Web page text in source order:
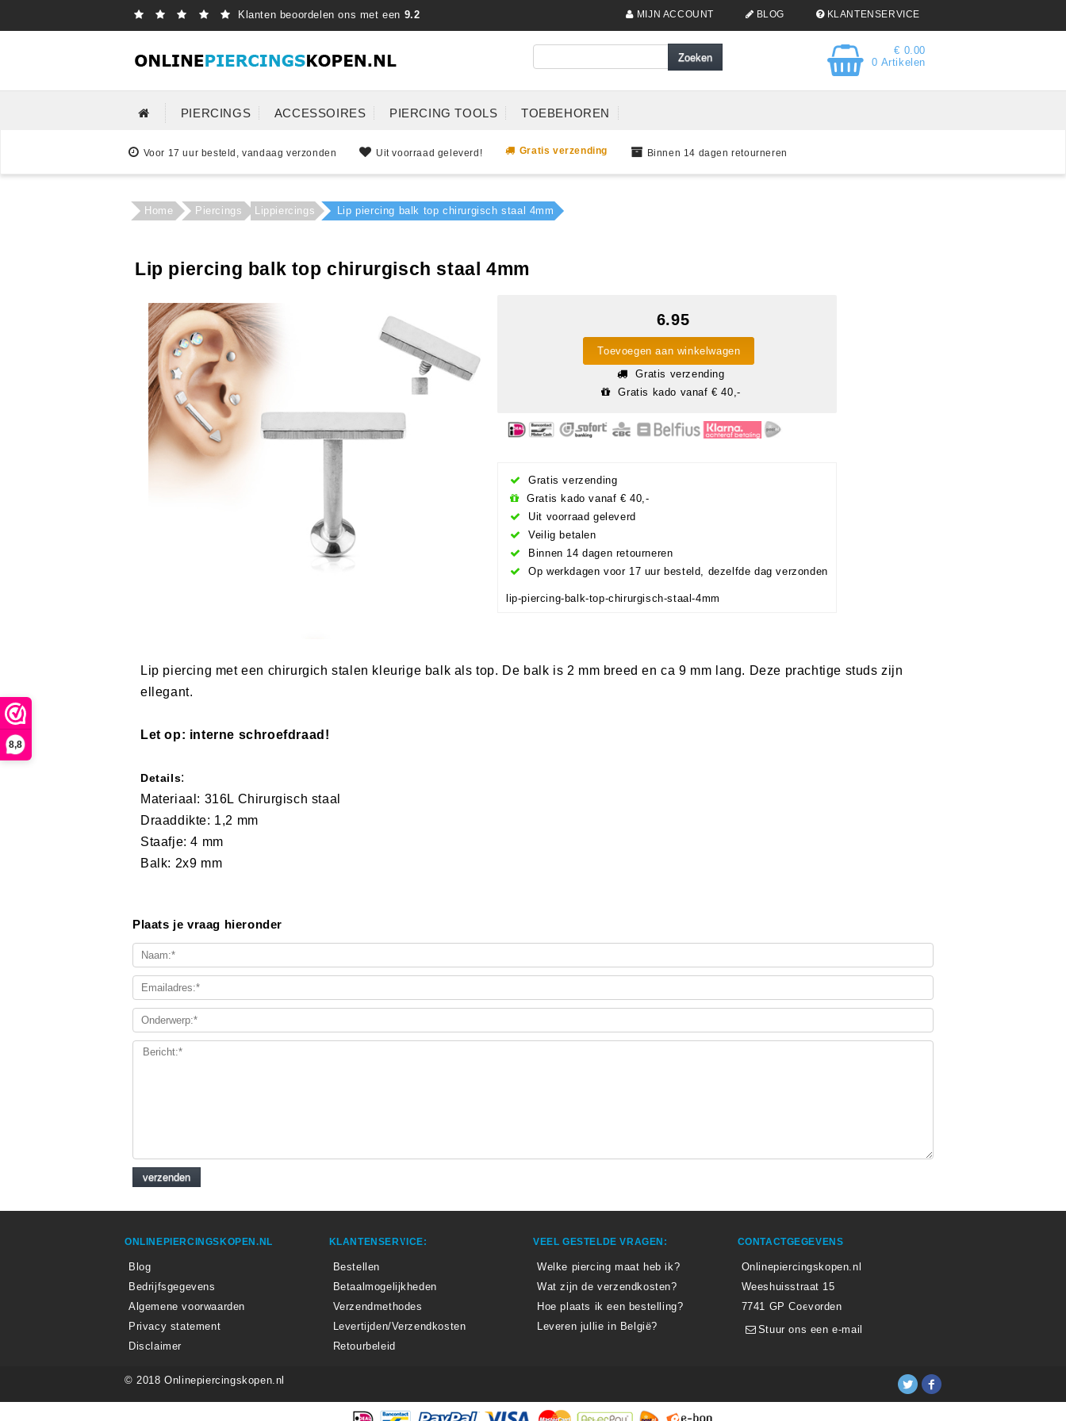
8,8
Klanten beoordelen ons met een 9.2 MIJN ACCOUNT BLOG KLANTENSERVICE
€ 0.00
0 Artikelen
PIERCINGS ACCESSOIRES PIERCING TOOLS TOEBEHOREN
Voor 17 uur besteld, vandaag verzonden Uit voorraad geleverd! Gratis verzending Binnen 14 dagen retourneren
Home Piercings Lippiercings Lip piercing balk top chirurgisch staal 4mm
Lip piercing balk top chirurgisch staal 4mm
6.95
Toevoegen aan winkelwagen
Gratis verzending
Gratis kado vanaf € 40,-
Gratis verzending
Gratis kado vanaf € 40,-
Uit voorraad geleverd
Veilig betalen
Binnen 14 dagen retourneren
Op werkdagen voor 17 uur besteld, dezelfde dag verzonden
lip-piercing-balk-top-chirurgisch-staal-4mm
Lip piercing met een chirurgich stalen kleurige balk als top. De balk is 2 mm breed en ca 9 mm lang. Deze prachtige studs zijn
ellegant.
Let op: interne schroefdraad!
Details:
Materiaal: 316L Chirurgisch staal
Draaddikte: 1,2 mm
Staafje: 4 mm
Balk: 2x9 mm
Plaats je vraag hieronder
ONLINEPIERCINGSKOPEN.NL
Blog
Bedrijfsgegevens
Algemene voorwaarden
Privacy statement
Disclaimer
KLANTENSERVICE:
Bestellen
Betaalmogelijkheden
Verzendmethodes
Levertijden/Verzendkosten
Retourbeleid
VEEL GESTELDE VRAGEN:
Welke piercing maat heb ik?
Wat zijn de verzendkosten?
Hoe plaats ik een bestelling?
Leveren jullie in België?
CONTACTGEGEVENS
Onlinepiercingskopen.nl
Weeshuisstraat 15
7741 GP Coevorden
Stuur ons een e-mail
© 2018 Onlinepiercingskopen.nl